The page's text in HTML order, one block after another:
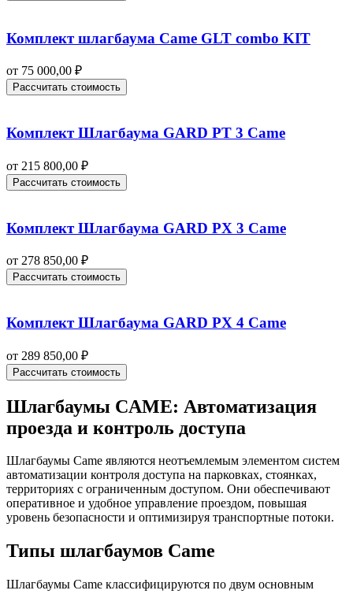
Комплект шлагбаума Came GLT combo KIT
от 75 000,00 ₽
Рассчитать стоимость
Комплект Шлагбаума GARD PT 3 Came
от 215 800,00 ₽
Рассчитать стоимость
Комплект Шлагбаума GARD PX 3 Came
от 278 850,00 ₽
Рассчитать стоимость
Комплект Шлагбаума GARD PX 4 Came
от 289 850,00 ₽
Рассчитать стоимость
Шлагбаумы CAME: Автоматизация
проезда и контроль доступа
Шлагбаумы Came являются неотъемлемым элементом систем
автоматизации контроля доступа на парковках, стоянках,
территориях с ограниченным доступом. Они обеспечивают
оперативное и удобное управление проездом, повышая
уровень безопасности и оптимизируя транспортные потоки.
Типы шлагбаумов Came
Шлагбаумы Came классифицируются по двум основным